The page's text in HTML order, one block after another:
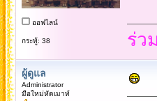
ออฟไลน์
กระทู้: 38 ร่ว
ผู้ดูแล
Administrator
มือใหม่หัดเมาท์